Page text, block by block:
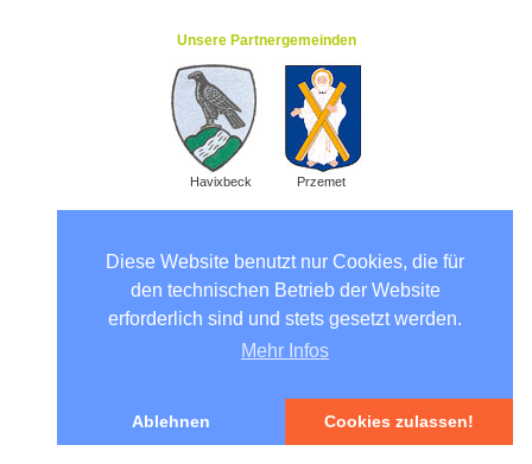
Diese Website benutzt nur Cookies, die für
den technischen Betrieb der Website
erforderlich sind und stets gesetzt werden.
Mehr Infos
Ablehnen Cookies zulassen!
Unsere Partnergemeinden
Havixbeck Przemet